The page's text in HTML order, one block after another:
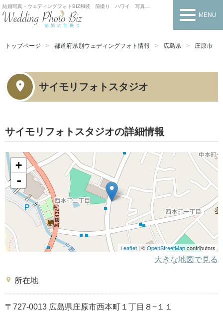
結婚写真・ウェディングフォトBIZ和装 前撮り ハワイ 写真だけの結婚式
MENU
トップページ 都道府県別ウェディングフォト情報 広島県 庄原市
サイモリフォトスタジオ
サイモリフォトスタジオの詳細情報
+
-
Leaflet | ©OpenStreetMapcontributors
大きな地図で見る
place 所在地
〒727-0013 広島県庄原市西本町１丁目８−１１